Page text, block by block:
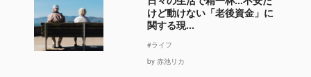
けど動けない「老後資金」に
関する現...
#ライフ
by 赤池リカ